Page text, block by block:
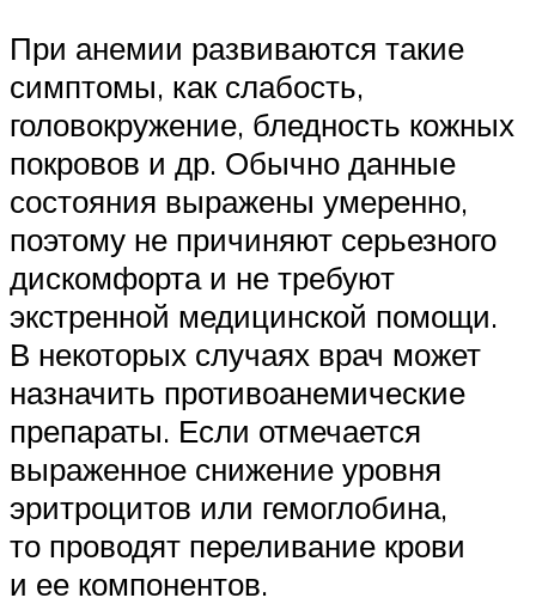
При анемии развиваются такие
симптомы, как слабость,
головокружение, бледность кожных
покровов и др. Обычно данные
состояния выражены умеренно,
поэтому не причиняют серьезного
дискомфорта и не требуют
экстренной медицинской помощи.
В некоторых случаях врач может
назначить противоанемические
препараты. Если отмечается
выраженное снижение уровня
эритроцитов или гемоглобина,
то проводят переливание крови
и ее компонентов.